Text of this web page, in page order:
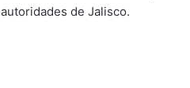
de Jalisco.